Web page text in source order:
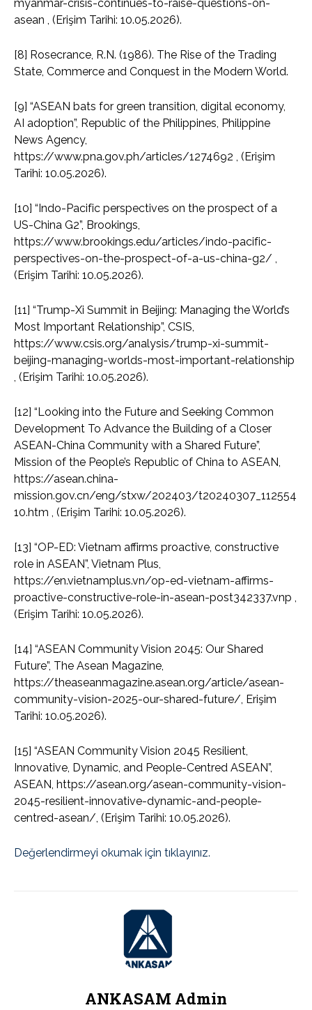
myanmar-crisis-continues-to-raise-questions-on-
asean , (Erişim Tarihi: 10.05.2026).
[8] Rosecrance, R.N. (1986). The Rise of the Trading
State, Commerce and Conquest in the Modern World.
[9] “ASEAN bats for green transition, digital economy,
AI adoption”, Republic of the Philippines, Philippine
News Agency,
https://www.pna.gov.ph/articles/1274692 , (Erişim
Tarihi: 10.05.2026).
[10] “Indo-Pacific perspectives on the prospect of a
US-China G2”, Brookings,
https://www.brookings.edu/articles/indo-pacific-
perspectives-on-the-prospect-of-a-us-china-g2/ ,
(Erişim Tarihi: 10.05.2026).
[11] “Trump-Xi Summit in Beijing: Managing the World’s
Most Important Relationship”, CSIS,
https://www.csis.org/analysis/trump-xi-summit-
beijing-managing-worlds-most-important-relationship
, (Erişim Tarihi: 10.05.2026).
[12] “Looking into the Future and Seeking Common
Development To Advance the Building of a Closer
ASEAN-China Community with a Shared Future”,
Mission of the People’s Republic of China to ASEAN,
https://asean.china-
mission.gov.cn/eng/stxw/202403/t20240307_112554
10.htm , (Erişim Tarihi: 10.05.2026).
[13] “OP-ED: Vietnam affirms proactive, constructive
role in ASEAN”, Vietnam Plus,
https://en.vietnamplus.vn/op-ed-vietnam-affirms-
proactive-constructive-role-in-asean-post342337.vnp ,
(Erişim Tarihi: 10.05.2026).
[14] “ASEAN Community Vision 2045: Our Shared
Future”, The Asean Magazine,
https://theaseanmagazine.asean.org/article/asean-
community-vision-2025-our-shared-future/, Erişim
Tarihi: 10.05.2026).
[15] “ASEAN Community Vision 2045 Resilient,
Innovative, Dynamic, and People-Centred ASEAN”,
ASEAN, https://asean.org/asean-community-vision-
2045-resilient-innovative-dynamic-and-people-
centred-asean/, (Erişim Tarihi: 10.05.2026).
Değerlendirmeyi okumak için tıklayınız.
ANKASAM Admin